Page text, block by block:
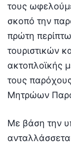
τους
σκοπό την
πρώτη
τουριστικών
ακτοπλοϊκής
τους
Μητρώων
Με βάση την